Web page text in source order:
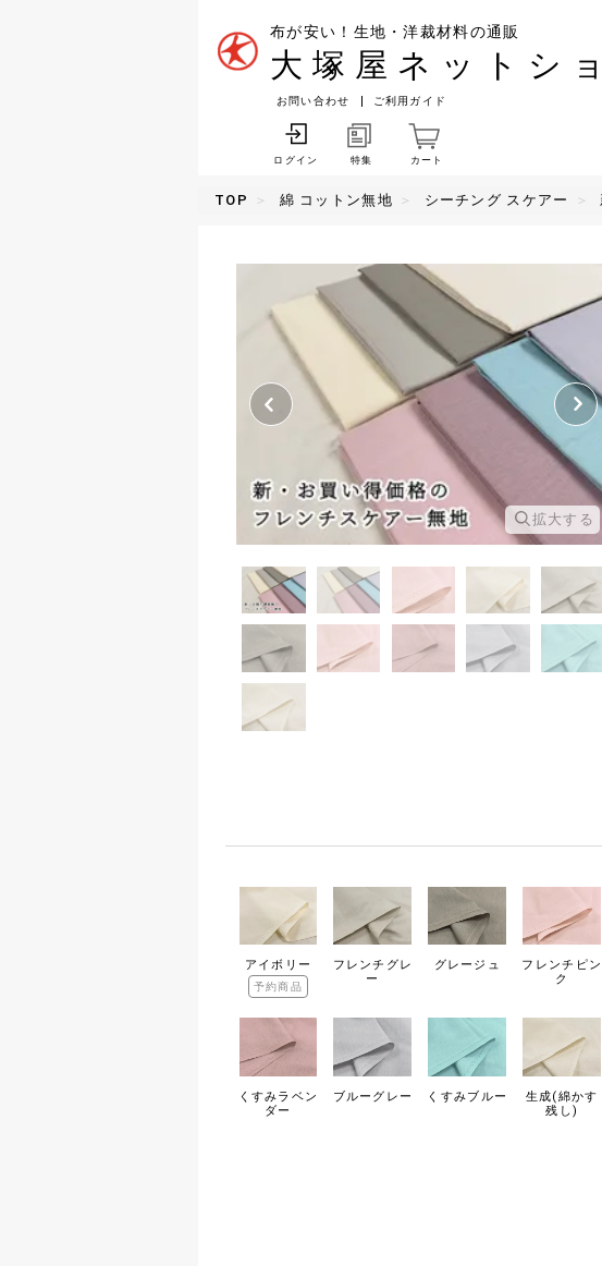
布が安い！生地・洋裁材料の通販
大塚屋ネットシ
お問い合わせ ご利用ガイド
ログイン 特集 カート
TOP 綿 コットン無地 シーチング スケアー
拡大する
アイボリー
予約商品
フレンチグレ
ー
グレージュ
フレンチピン
ク
くすみラベン
ダー
ブルーグレー くすみブルー
生成(綿かす
残し)